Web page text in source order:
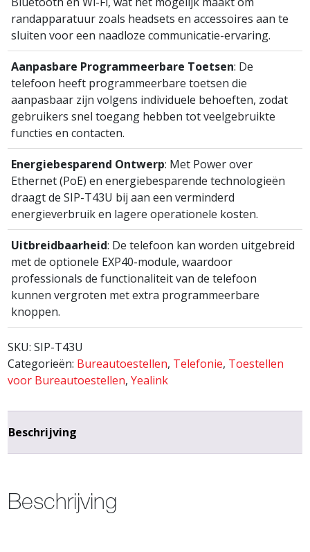
randapparatuur zoals headsets en accessoires aan te
sluiten voor een naadloze communicatie-ervaring.
Aanpasbare Programmeerbare Toetsen: De
telefoon heeft programmeerbare toetsen die
aanpasbaar zijn volgens individuele behoeften, zodat
gebruikers snel toegang hebben tot veelgebruikte
functies en contacten.
Energiebesparend Ontwerp: Met Power over
Ethernet (PoE) en energiebesparende technologieën
draagt de SIP-T43U bij aan een verminderd
energieverbruik en lagere operationele kosten.
Uitbreidbaarheid: De telefoon kan worden uitgebreid
met de optionele EXP40-module, waardoor
professionals de functionaliteit van de telefoon
kunnen vergroten met extra programmeerbare
knoppen.
SKU:SIP-T43U
Categorieën: Bureautoestellen, Telefonie, Toestellen
voor Bureautoestellen,Yealink
Beschrijving
Beschrijving